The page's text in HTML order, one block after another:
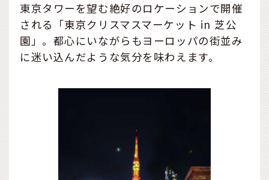
東京タワーを望む絶好のロケーションで開催
される「東京クリスマスマーケット in 芝公
園」。都心にいながらもヨーロッパの街並み
に迷い込んだような気分を味わえます。